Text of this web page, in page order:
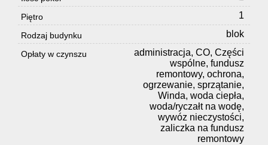
Piętro 1
Rodzaj budynku blok
Opłaty w czynszu
administracja, CO, Części
wspólne, fundusz
remontowy, ochrona,
ogrzewanie, sprzątanie,
Winda, woda ciepła,
woda/ryczałt na wodę,
wywóz nieczystości,
zaliczka na fundusz
remontowy